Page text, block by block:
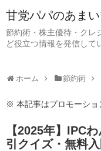
甘党パパのあま
節約術・株主優待・クレ
ど役立つ情報を発信して
ホーム 節約術
※ 本記事はプロモーショ
【2025年】IPC
引クイズ・無料